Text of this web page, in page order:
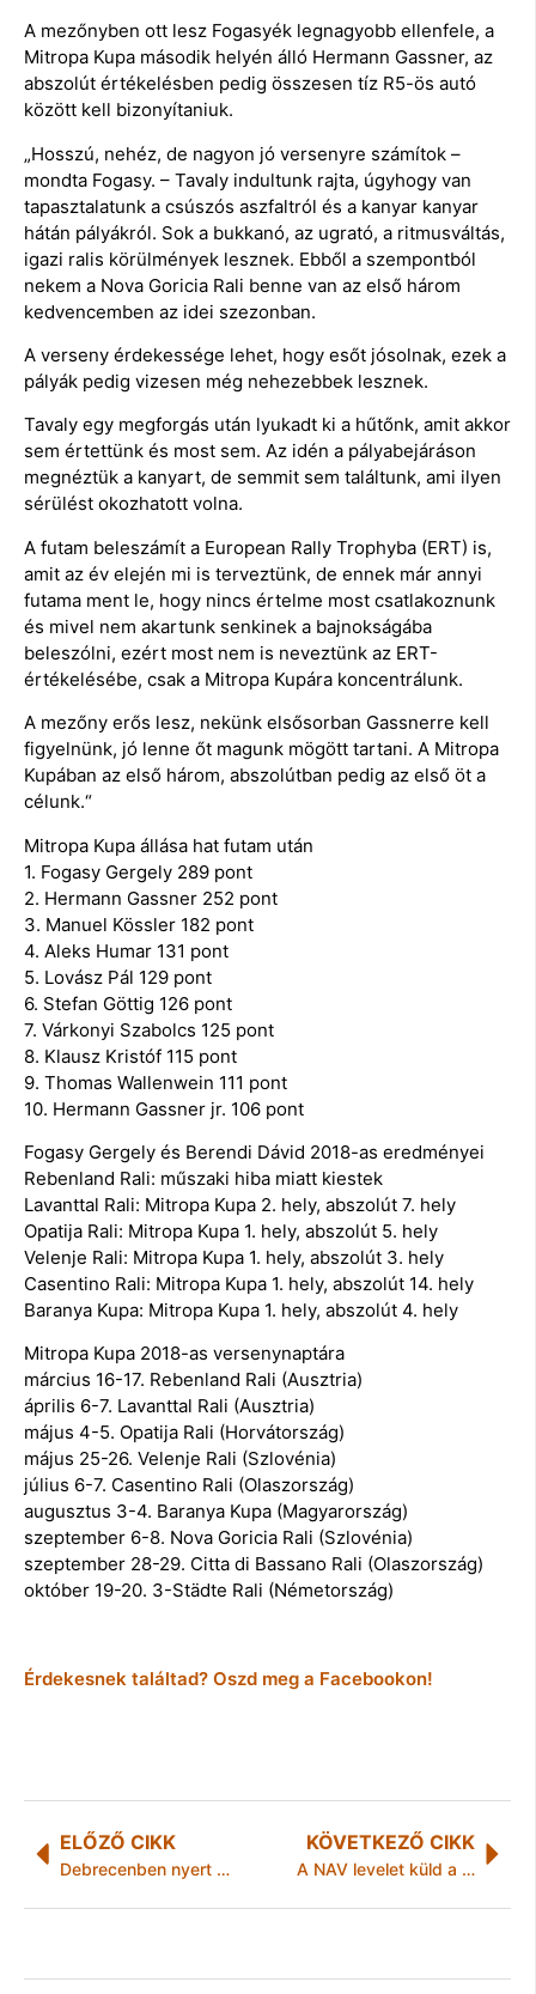
A mezőnyben ott lesz Fogasyék legnagyobb ellenfele, a
Mitropa Kupa második helyén álló Hermann Gassner, az
abszolút értékelésben pedig összesen tíz R5-ös autó
között kell bizonyítaniuk.
„Hosszú, nehéz, de nagyon jó versenyre számítok –
mondta Fogasy. – Tavaly indultunk rajta, úgyhogy van
tapasztalatunk a csúszós aszfaltról és a kanyar kanyar
hátán pályákról. Sok a bukkanó, az ugrató, a ritmusváltás,
igazi ralis körülmények lesznek. Ebből a szempontból
nekem a Nova Goricia Rali benne van az első három
kedvencemben az idei szezonban.
A verseny érdekessége lehet, hogy esőt jósolnak, ezek a
pályák pedig vizesen még nehezebbek lesznek.
Tavaly egy megforgás után lyukadt ki a hűtőnk, amit akkor
sem értettünk és most sem. Az idén a pályabejáráson
megnéztük a kanyart, de semmit sem találtunk, ami ilyen
sérülést okozhatott volna.
A futam beleszámít a European Rally Trophyba (ERT) is,
amit az év elején mi is terveztünk, de ennek már annyi
futama ment le, hogy nincs értelme most csatlakoznunk
és mivel nem akartunk senkinek a bajnokságába
beleszólni, ezért most nem is neveztünk az ERT-
értékelésébe, csak a Mitropa Kupára koncentrálunk.
A mezőny erős lesz, nekünk elsősorban Gassnerre kell
figyelnünk, jó lenne őt magunk mögött tartani. A Mitropa
Kupában az első három, abszolútban pedig az első öt a
célunk.“
Mitropa Kupa állása hat futam után
1. Fogasy Gergely 289 pont
2. Hermann Gassner 252 pont
3. Manuel Kössler 182 pont
4. Aleks Humar 131 pont
5. Lovász Pál 129 pont
6. Stefan Göttig 126 pont
7. Várkonyi Szabolcs 125 pont
8. Klausz Kristóf 115 pont
9. Thomas Wallenwein 111 pont
10. Hermann Gassner jr. 106 pont
Fogasy Gergely és Berendi Dávid 2018-as eredményei
Rebenland Rali: műszaki hiba miatt kiestek
Lavanttal Rali: Mitropa Kupa 2. hely, abszolút 7. hely
Opatija Rali: Mitropa Kupa 1. hely, abszolút 5. hely
Velenje Rali: Mitropa Kupa 1. hely, abszolút 3. hely
Casentino Rali: Mitropa Kupa 1. hely, abszolút 14. hely
Baranya Kupa: Mitropa Kupa 1. hely, abszolút 4. hely
Mitropa Kupa 2018-as versenynaptára
március 16-17. Rebenland Rali (Ausztria)
április 6-7. Lavanttal Rali (Ausztria)
május 4-5. Opatija Rali (Horvátország)
május 25-26. Velenje Rali (Szlovénia)
július 6-7. Casentino Rali (Olaszország)
augusztus 3-4. Baranya Kupa (Magyarország)
szeptember 6-8. Nova Goricia Rali (Szlovénia)
szeptember 28-29. Citta di Bassano Rali (Olaszország)
október 19-20. 3-Städte Rali (Németország)
Érdekesnek találtad? Oszd meg a Facebookon!
ELŐZŐ CIKK
Debrecenben nyert a MEAFC
KÖVETKEZŐ CIKK
A NAV levelet küld a tartozásról, túlfizetésről